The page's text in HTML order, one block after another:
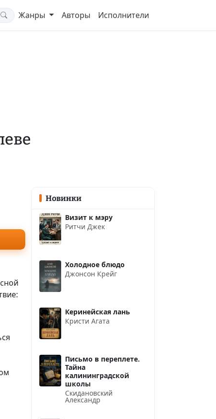
Жанры Авторы Исполнители
Новинки
Визит к мэру
Ритчи Джек
Холодное блюдо
Джонсон Крейг
Керинейская лань
Кристи Агата
Письмо в переплете.
Тайна
калининградской
школы
Скидановский
Александр